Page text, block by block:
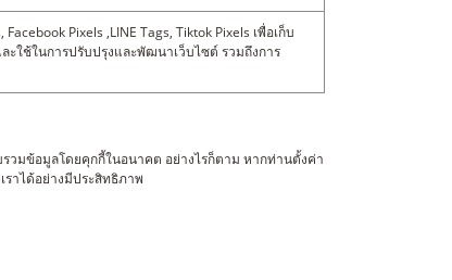
Pixels ,LINE Tags, Tiktok Pixels เพื่อเก็บ
ใช้ในการปรับปรุงและพัฒนาเว็บไซต์ รวมถึงการ
วมข้อมูลโดยคุกกี้ในอนาคต อย่างไรก็ตาม หากท่านตั้งค่า
าได้อย่างมีประสิทธิภาพ